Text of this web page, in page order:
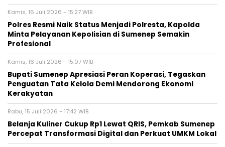
Kamis, 16 Juli 2026 - 15:27 WIB
Polres Resmi Naik Status Menjadi Polresta, Kapolda
Minta Pelayanan Kepolisian di Sumenep Semakin
Profesional
Kamis, 16 Juli 2026 - 15:07 WIB
Bupati Sumenep Apresiasi Peran Koperasi, Tegaskan
Penguatan Tata Kelola Demi Mendorong Ekonomi
Kerakyatan
Rabu, 15 Juli 2026 - 17:42 WIB
Belanja Kuliner Cukup Rp1 Lewat QRIS, Pemkab Sumenep
Percepat Transformasi Digital dan Perkuat UMKM Lokal